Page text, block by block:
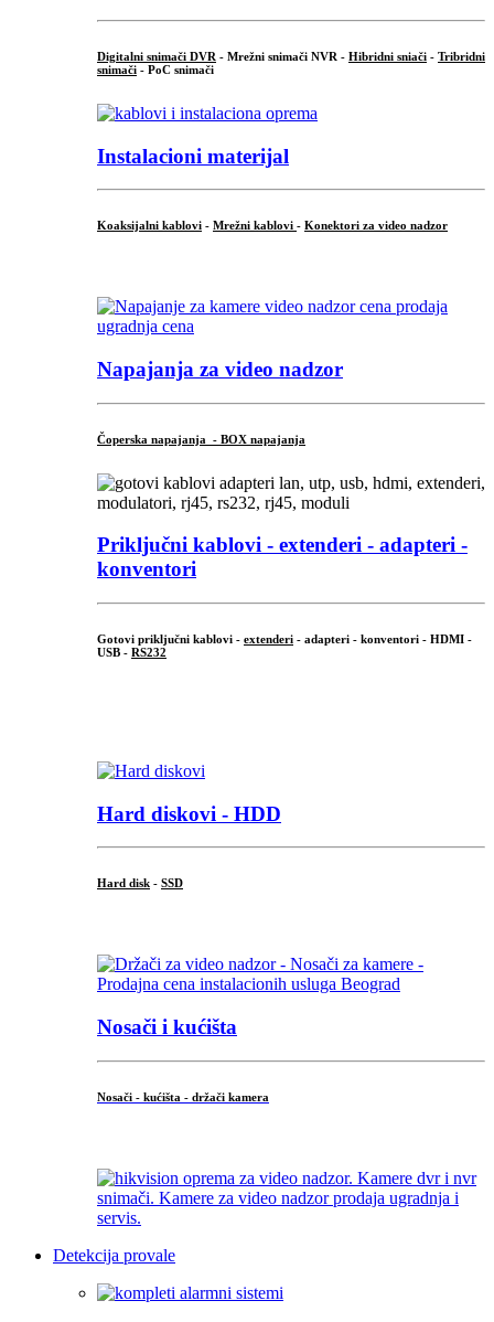
Digitalni snimači DVR - Mrežni snimači NVR - Hibridni sniači - Tribridni
snimači - PoC snimači
Instalacioni materijal
Koaksijalni kablovi - Mrežni kablovi - Konektori za video nadzor
Napajanja za video nadzor
Čoperska napajanja - BOX napajanja
Priključni kablovi - extenderi - adapteri -
konventori
Gotovi priključni kablovi - extenderi - adapteri - konventori - HDMI -
USB - RS232
Hard diskovi - HDD
Hard disk - SSD
Nosači i kućišta
Nosači - kućišta - držači kamera
Detekcija provale